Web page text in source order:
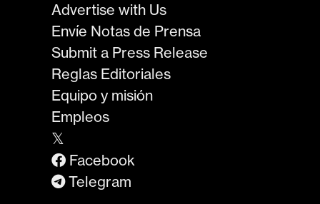
Advertise with Us
Envíe Notas de Prensa
Submit a Press Release
Reglas Editoriales
Equipo y misión
Empleos
𝕏
Facebook
Telegram